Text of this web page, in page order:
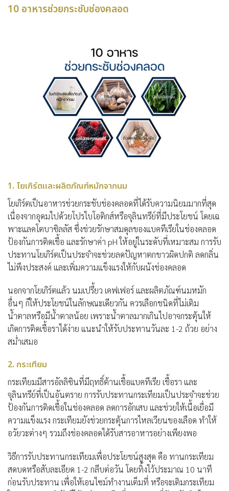
10 อาหารช่วยกระชับช่องคลอด
1. โยเกิร์ตและผลิตภัณฑ์หมักจากนม
โยเกิร์ตเป็นอาหารช่วยกระชับช่องคลอดที่ได้รับความนิยมมากที่สุด
เนื่องจากอุดมไปด้วยโปรไบโอติกส์หรือจุลินทรีย์ที่มีประโยชน์ โดยเฉ
พาะแลคโตบาซิลลัส ซึ่งช่วยรักษาสมดุลของแบคทีเรียในช่องคลอด
ป้องกันการติดเชื้อ และรักษาค่า pH ให้อยู่ในระดับที่เหมาะสม การรับ
ประทานโยเกิร์ตเป็นประจำจะช่วยลดปัญหาตกขาวผิดปกติ ลดกลิ่น
ไม่พึงประสงค์ และเพิ่มความแข็งแรงให้กับผนังช่องคลอด
นอกจากโยเกิร์ตแล้ว นมเปรี้ยว เคฟเฟอร์ และผลิตภัณฑ์นมหมัก
อื่นๆ ก็ให้ประโยชน์ในลักษณะเดียวกัน ควรเลือกชนิดที่ไม่เติม
น้ำตาลหรือมีน้ำตาลน้อย เพราะน้ำตาลมากเกินไปอาจกระตุ้นให้
เกิดการติดเชื้อราได้ง่าย แนะนำให้รับประทานวันละ 1-2 ถ้วย อย่าง
สม่ำเสมอ
2. กระเทียม
กระเทียมมีสารอัลลิซินที่มีฤทธิ์ต้านเชื้อแบคทีเรีย เชื้อรา และ
จุลินทรีย์ที่เป็นอันตราย การรับประทานกระเทียมเป็นประจำจะช่วย
ป้องกันการติดเชื้อในช่องคลอด ลดการอักเสบ และช่วยให้เนื้อเยื่อมี
ความแข็งแรง กระเทียมยังช่วยกระตุ้นการไหลเวียนของเลือด ทำให้
อวัยวะต่างๆ รวมถึงช่องคลอดได้รับสารอาหารอย่างเพียงพอ
วิธีการรับประทานกระเทียมเพื่อประโยชน์สูงสุด คือ ทานกระเทียม
สดบดหรือสับละเอียด 1-2 กลีบต่อวัน โดยทิ้งไว้ประมาณ 10 นาที
ก่อนรับประทาน เพื่อให้เอนไซม์ทำงานเต็มที่ หรือจะเติมกระเทียม